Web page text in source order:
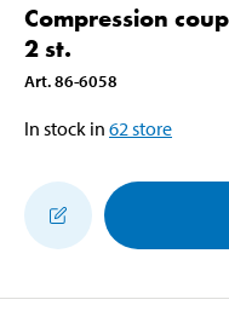
Compression
2 st.
Art.86-6058
In stock in 62 store